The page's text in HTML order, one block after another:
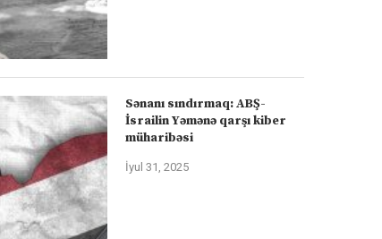
Sənanı sındırmaq: ABŞ-
İsrailin Yəmənə qarşı kiber
müharibəsi
İyul 31, 2025